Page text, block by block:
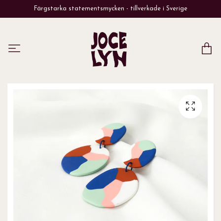
Färgstarka statementsmycken - tillverkade i Sverige